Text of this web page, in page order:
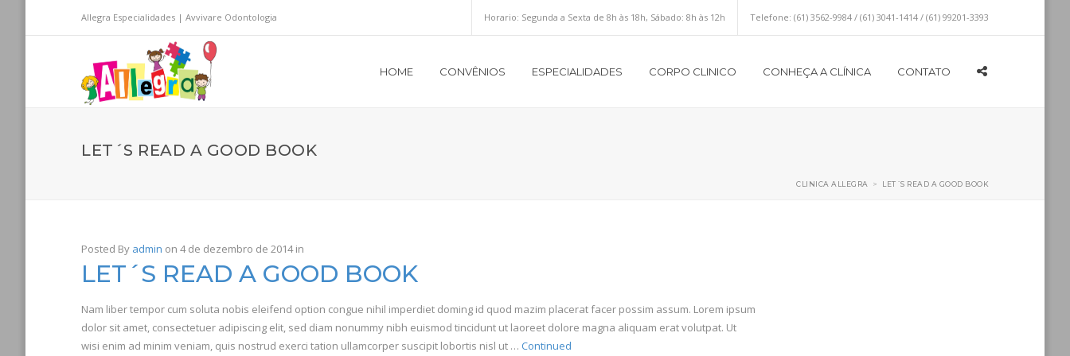
Allegra Especialidades | Avvivare Odontologia Telefone: (61) 3562-9984 / (61) 3041-1414 / (61) 99201-3393
Horario: Segunda a Sexta de 8h às 18h, Sábado: 8h às 12h
HOME CONVÊNIOS ESPECIALIDADES CORPO CLINICO CONHEÇA A CLÍNICA CONTATO
LET´S READ A GOOD BOOK
CLINICA ALLEGRA > LET´S READ A GOOD BOOK
Posted By admin on 4 de dezembro de 2014in
LET´S READ A GOOD BOOK
Nam liber tempor cum soluta nobis eleifend option congue nihil imperdiet doming id quod mazim placerat facer possim assum. Lorem ipsum
dolor sit amet, consectetuer adipiscing elit, sed diam nonummy nibh euismod tincidunt ut laoreet dolore magna aliquam erat volutpat. Ut
wisi enim ad minim veniam, quis nostrud exerci tation ullamcorper suscipit lobortis nisl ut … Continued